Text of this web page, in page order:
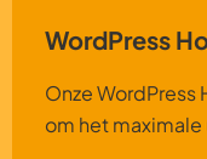
WordPress
Onze
om het